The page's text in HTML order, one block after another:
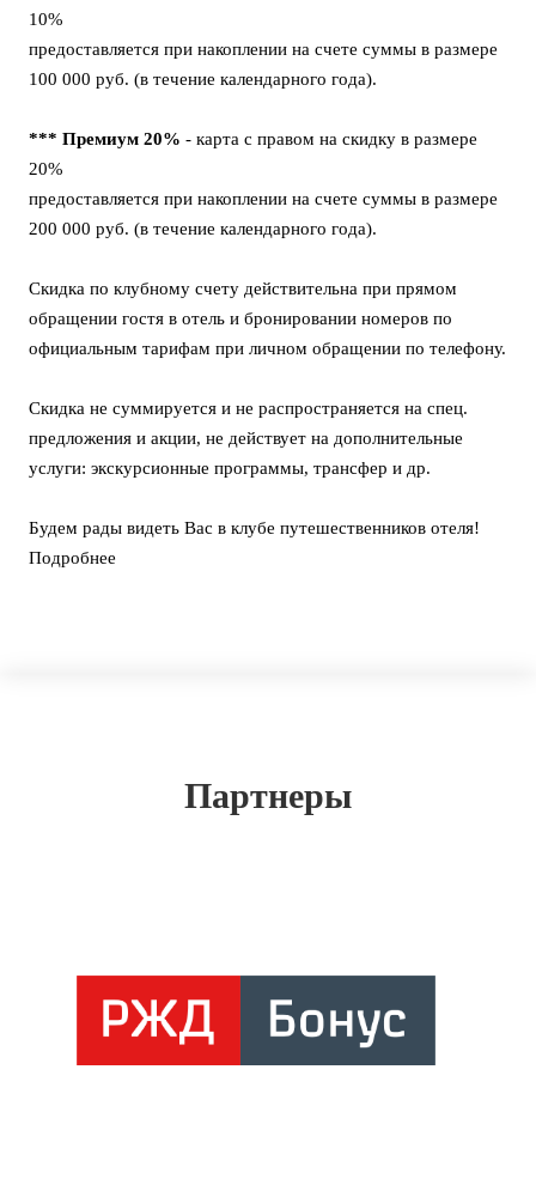
10%
предоставляется при накоплении на счете суммы в размере
100 000 руб. (в течение календарного года).
*** Премиум 20% - карта с правом на скидку в размере
20%
предоставляется при накоплении на счете суммы в размере
200 000 руб. (в течение календарного года).
Скидка по клубному счету действительна при прямом
обращении гостя в отель и бронировании номеров по
официальным тарифам при личном обращении по телефону.
Скидка не суммируется и не распространяется на спец.
предложения и акции, не действует на дополнительные
услуги: экскурсионные программы, трансфер и др.
Будем рады видеть Вас в клубе путешественников отеля!
Подробнее
Партнеры